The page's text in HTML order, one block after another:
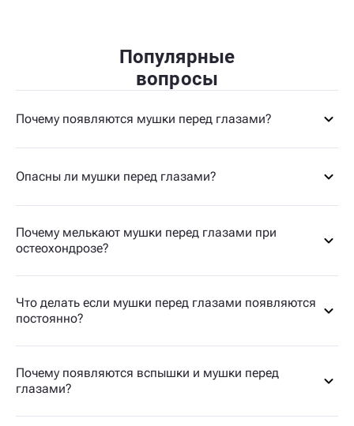
Популярные
вопросы
Почему появляются мушки перед глазами?
Опасны ли мушки перед глазами?
Почему мелькают мушки перед глазами при
остеохондрозе?
Что делать если мушки перед глазами появляются
постоянно?
Почему появляются вспышки и мушки перед
глазами?